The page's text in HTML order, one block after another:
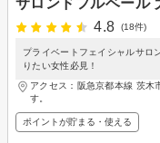
サロンドフルベール
4.8
(18件)
プライベートフェイシャルサロ
りたい女性必見！
アクセス：阪急京都本線 茨木
す。
ポイントが貯まる・使える